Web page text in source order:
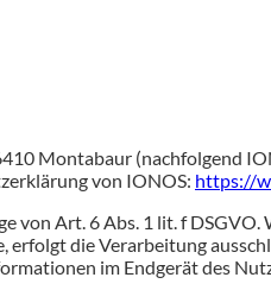
Montabaur (nachfolgend
von IONOS: https://
von Art. 6 Abs. 1 lit. f
die Verarbeitung
im Endgerät des